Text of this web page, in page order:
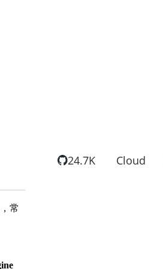
24.7K Cloud
常